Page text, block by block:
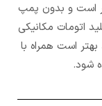
است و بدون پمپ
اتومات مکانیکی
است همراه با
شود.